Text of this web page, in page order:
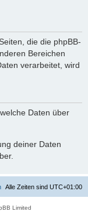
die die phpBB-
Bereichen
verarbeitet, wird
Daten über
deiner Daten
Alle Zeiten sind UTC+01:00
Limited